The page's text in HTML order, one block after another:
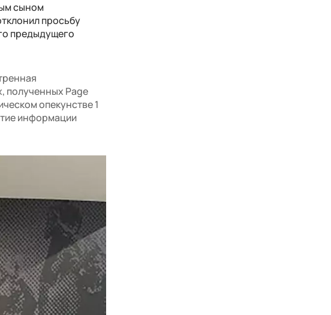
сыном
просьбу
предыдущего
полученных Page
опекунстве 1
информации